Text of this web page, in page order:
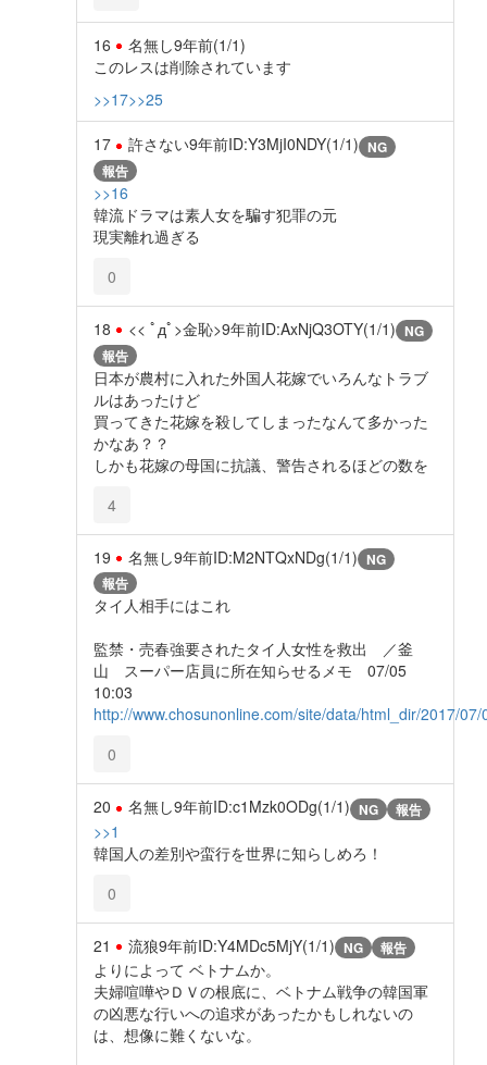
16 名無し9年前(1/1)
このレスは削除されています
>>17>>25
17 許さない9年前ID:Y3MjI0NDY(1/1) NG
報告
>>16
韓流ドラマは素人女を騙す犯罪の元
現実離れ過ぎる
0
18 << ﾟдﾟ>金恥>9年前ID:AxNjQ3OTY(1/1) NG
報告
日本が農村に入れた外国人花嫁でいろんなトラブ
ルはあったけど
買ってきた花嫁を殺してしまったなんて多かった
かなあ？？
しかも花嫁の母国に抗議、警告されるほどの数を
4
19 名無し9年前ID:M2NTQxNDg(1/1) NG
報告
タイ人相手にはこれ
監禁・売春強要されたタイ人女性を救出 ／釜
山 スーパー店員に所在知らせるメモ 07/05
10:03
http://www.chosunonline.com/site/data/html_dir/2017/
0
20 名無し9年前ID:c1Mzk0ODg(1/1) NG 報告
>>1
韓国人の差別や蛮行を世界に知らしめろ！
0
21 流狼9年前ID:Y4MDc5MjY(1/1) NG 報告
よりによって ベトナムか。
夫婦喧嘩やＤＶの根底に、ベトナム戦争の韓国軍
の凶悪な行いへの追求があったかもしれないの
は、想像に難くないな。